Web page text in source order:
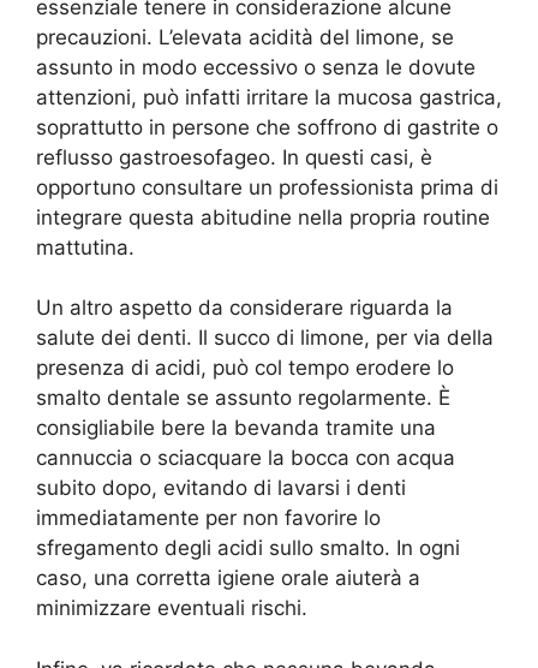
essenziale tenere in considerazione alcune
precauzioni. L’elevata acidità del limone, se
assunto in modo eccessivo o senza le dovute
attenzioni, può infatti irritare la mucosa gastrica,
soprattutto in persone che soffrono di gastrite o
reflusso gastroesofageo. In questi casi, è
opportuno consultare un professionista prima di
integrare questa abitudine nella propria routine
mattutina.
Un altro aspetto da considerare riguarda la
salute dei denti. Il succo di limone, per via della
presenza di acidi, può col tempo erodere lo
smalto dentale se assunto regolarmente. È
consigliabile bere la bevanda tramite una
cannuccia o sciacquare la bocca con acqua
subito dopo, evitando di lavarsi i denti
immediatamente per non favorire lo
sfregamento degli acidi sullo smalto. In ogni
caso, una corretta igiene orale aiuterà a
minimizzare eventuali rischi.